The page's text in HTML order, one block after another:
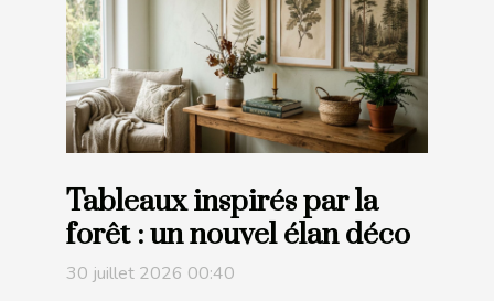
Tableaux inspirés par la
forêt : un nouvel élan déco
30 juillet 2026 00:40